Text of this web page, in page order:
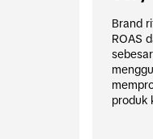
Brand
ROAS
produk